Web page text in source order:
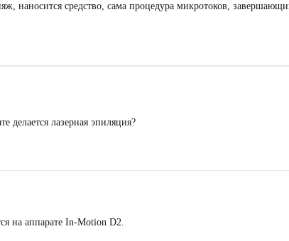
наносится средство, сама процедура микротоков,
делается лазерная эпиляция?
на аппарате In-Motion D2.